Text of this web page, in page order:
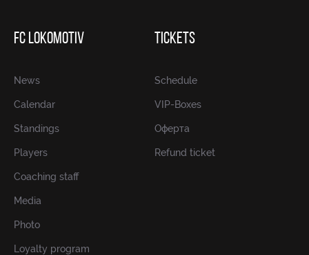
FC LOKOMOTIV
News
Calendar
Standings
Players
Coaching staff
Media
Photo
Loyalty program
TICKETS
Schedule
VIP-Boxes
Оферта
Refund ticket